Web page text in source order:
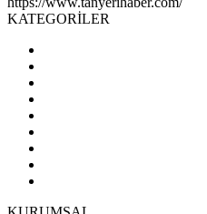
KATEGORİLER